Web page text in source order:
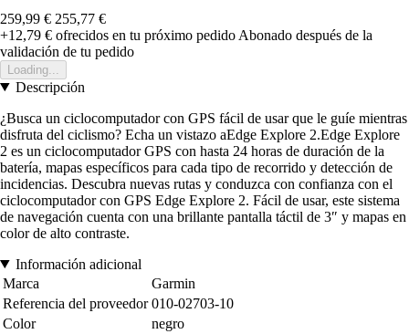
259,99 € 255,77 €
+12,79 € ofrecidos en tu próximo pedido Abonado después de la
validación de tu pedido
Loading...
Descripción
¿Busca un ciclocomputador con GPS fácil de usar que le guíe mientras
disfruta del ciclismo? Echa un vistazo aEdge Explore 2.Edge Explore
2 es un ciclocomputador GPS con hasta 24 horas de duración de la
batería, mapas específicos para cada tipo de recorrido y detección de
incidencias. Descubra nuevas rutas y conduzca con confianza con el
ciclocomputador con GPS Edge Explore 2. Fácil de usar, este sistema
de navegación cuenta con una brillante pantalla táctil de 3″ y mapas en
color de alto contraste.
Información adicional
Marca
Garmin
Referencia del proveedor 010-02703-10
Color
negro